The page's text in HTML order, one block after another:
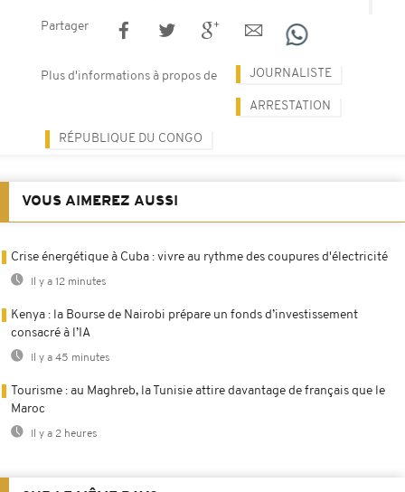
Partager
Plus d'informations à propos de JOURNALISTE
ARRESTATION
RÉPUBLIQUE DU CONGO
VOUS AIMEREZ AUSSI
Crise énergétique à Cuba : vivre au rythme des coupures d'électricité
Il y a 12 minutes
Kenya : la Bourse de Nairobi prépare un fonds d’investissement
consacré à l’IA
Il y a 45 minutes
Tourisme : au Maghreb, la Tunisie attire davantage de français que le
Maroc
Il y a 2 heures